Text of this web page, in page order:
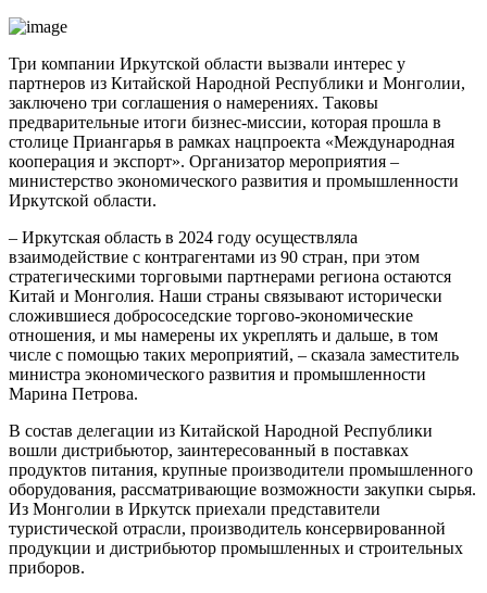
Три компании Иркутской области вызвали интерес у
партнеров из Китайской Народной Республики и Монголии,
заключено три соглашения о намерениях. Таковы
предварительные итоги бизнес-миссии, которая прошла в
столице Приангарья в рамках нацпроекта «Международная
кооперация и экспорт». Организатор мероприятия –
министерство экономического развития и промышленности
Иркутской области.
– Иркутская область в 2024 году осуществляла
взаимодействие с контрагентами из 90 стран, при этом
стратегическими торговыми партнерами региона остаются
Китай и Монголия. Наши страны связывают исторически
сложившиеся добрососедские торгово-экономические
отношения, и мы намерены их укреплять и дальше, в том
числе с помощью таких мероприятий, – сказала заместитель
министра экономического развития и промышленности
Марина Петрова.
В состав делегации из Китайской Народной Республики
вошли дистрибьютор, заинтересованный в поставках
продуктов питания, крупные производители промышленного
оборудования, рассматривающие возможности закупки сырья.
Из Монголии в Иркутск приехали представители
туристической отрасли, производитель консервированной
продукции и дистрибьютор промышленных и строительных
приборов.